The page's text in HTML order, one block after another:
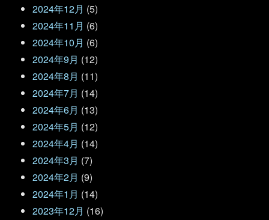
2024年12月 (5)
2024年11月 (6)
2024年10月 (6)
2024年9月 (12)
2024年8月 (11)
2024年7月 (14)
2024年6月 (13)
2024年5月 (12)
2024年4月 (14)
2024年3月 (7)
2024年2月 (9)
2024年1月 (14)
2023年12月 (16)